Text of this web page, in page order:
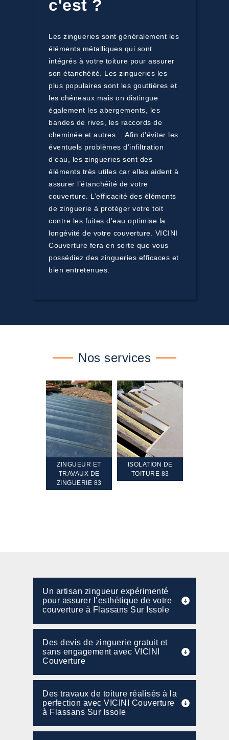
c'est ?
Les zingueries sont généralement les
éléments métalliques qui sont
intégrés à votre toiture pour assurer
son étanchéité. Les zingueries les
plus populaires sont les gouttières et
les chéneaux mais on distingue
également les abergements, les
bandes de rives, les raccords de
cheminée et autres… Afin d’éviter les
éventuels problèmes d’infiltration
d’eau, les zingueries sont des
éléments très utiles car elles aident à
assurer l’étanchéité de votre
couverture. L’efficacité des éléments
de zinguerie à protéger votre toit
contre les fuites d’eau optimise la
longévité de votre couverture. VICINI
Couverture fera en sorte que vous
possédiez des zingueries efficaces et
bien entretenues.
Nos services
ZINGUEUR ET
TRAVAUX DE
ZINGUERIE 83
ISOLATION DE
TOITURE 83
Un artisan zingueur expérimenté
pour assurer l’esthétique de votre
couverture à Flassans Sur Issole
Des devis de zinguerie gratuit et
sans engagement avec VICINI
Couverture
Des travaux de toiture réalisés à la
perfection avec VICINI Couverture
à Flassans Sur Issole